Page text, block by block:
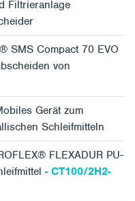
Filtrieranlage
SMS Compact 70 EVO
von
Gerät zum
Schleifmitteln
FLEXADUR PU-
- CT100/2H2-